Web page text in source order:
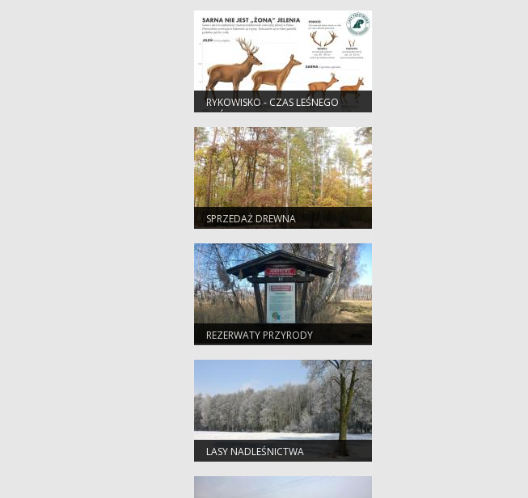
RYKOWISKO - CZAS LEŚNEGO
KRÓLA
SPRZEDAŻ DREWNA
REZERWATY PRZYRODY
LASY NADLEŚNICTWA